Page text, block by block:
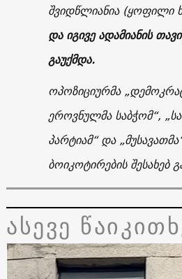
შვიდწლიანია (ყოფილი
და იგივე ადამიანის
გაუქმდა.
ოპოზიციურმა
ეროვნულმა საბჭომ“,
პარტიამ“ და
ბოიკოტირების შესახებ
ასევე